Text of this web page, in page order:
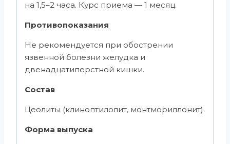
на 1,5–2 часа. Курс приема — 1 месяц.
Противопоказания
Не рекомендуется при обострении
язвенной болезни желудка и
двенадцатиперстной кишки.
Состав
Цеолиты (клиноптилолит, монтмориллонит).
Форма выпуска